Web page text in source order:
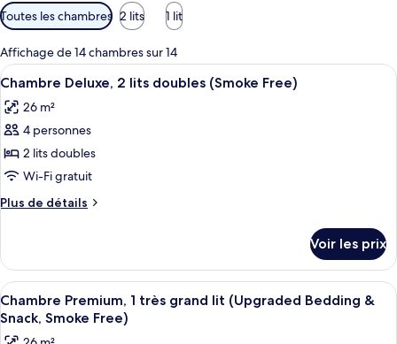
Filtres
disponibles
pour
les
chambres
Toutes les chambres 2 lits 1 lit
Affichage de 14 chambres sur 14
Afficher
toutes
les
photos
pour
ce
type
de
Chambre
Deluxe,
2
lits
doubles
Une chambre d’hôtel avec deux lits,
7
Chambre Deluxe, 2 lits doubles (Smoke Free)
26 m²
4 personnes
2 lits doubles
Wi-Fi gratuit
Plus de détails
Plus
le
type
de
chambre
Chambre
Voir les prix
Afficher
toutes
les
Une chambre d’hôtel avec un
7
Chambre Premium, 1 très grand lit (Upgraded Bedding &
Snack, Smoke Free)